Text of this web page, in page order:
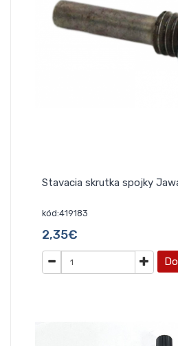
Stavacia skrutka spojky
kód:419183
2,35€